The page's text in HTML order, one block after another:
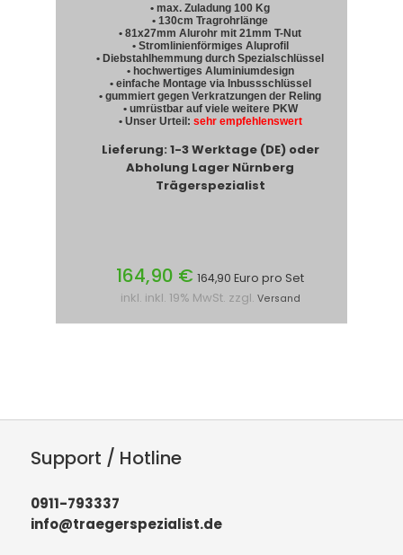
• max. Zuladung 100 Kg
• 130cm Tragrohrlänge
• 81x27mm Alurohr mit 21mm T-Nut
• Stromlinienförmiges Aluprofil
• Diebstahlhemmung durch Spezialschlüssel
• hochwertiges Aluminiumdesign
• einfache Montage via Inbussschlüssel
• gummiert gegen Verkratzungen der Reling
• umrüstbar auf viele weitere PKW
• Unser Urteil: sehr empfehlenswert
Lieferung: 1-3 Werktage (DE) oder
Abholung Lager Nürnberg
Trägerspezialist
164,90 € 164,90 Euro pro Set
inkl. inkl. 19% MwSt. zzgl. Versand
Support / Hotline
0911-793337
info@traegerspezialist.de